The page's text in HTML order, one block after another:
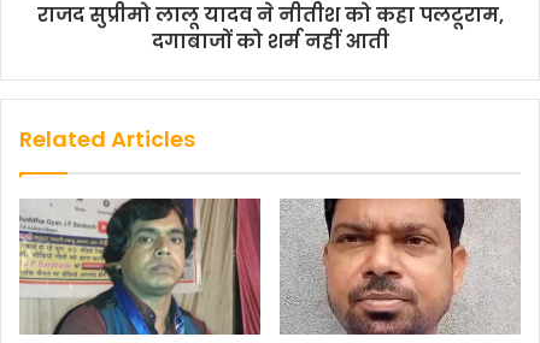
राजद सुप्रीमो लालू यादव ने नीतीश को कहा पलटूराम,
दगाबाजों को शर्म नहीं आती
Related Articles